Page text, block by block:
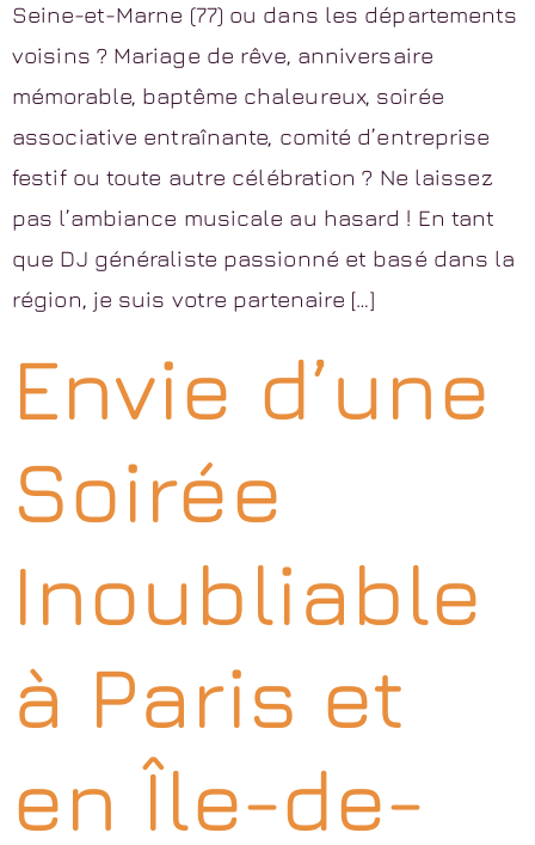
Seine-et-Marne (77) ou dans les départements
voisins ? Mariage de rêve, anniversaire
mémorable, baptême chaleureux, soirée
associative entraînante, comité d’entreprise
festif ou toute autre célébration ? Ne laissez
pas l’ambiance musicale au hasard ! En tant
que DJ généraliste passionné et basé dans la
région, je suis votre partenaire […]
Envie d’une
Soirée
Inoubliable
à Paris et
en Île-de-